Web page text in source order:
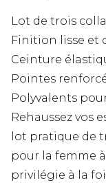
Lot de trois
Finition lisse et
Ceinture
Pointes
Polyvalents
Rehaussez vos
lot pratique de
pour la femme
privilégie à la